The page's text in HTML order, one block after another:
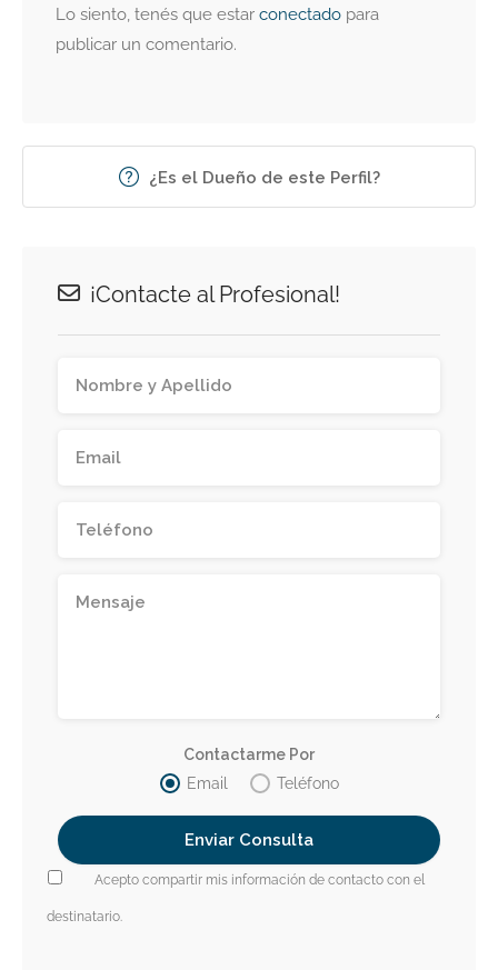
Lo siento, tenés que estar conectado para
publicar un comentario.
¿Es el Dueño de este Perfil?
¡Contacte al Profesional!
Contactarme Por
Email
Teléfono
Acepto compartir mis información de contacto con el
destinatario.